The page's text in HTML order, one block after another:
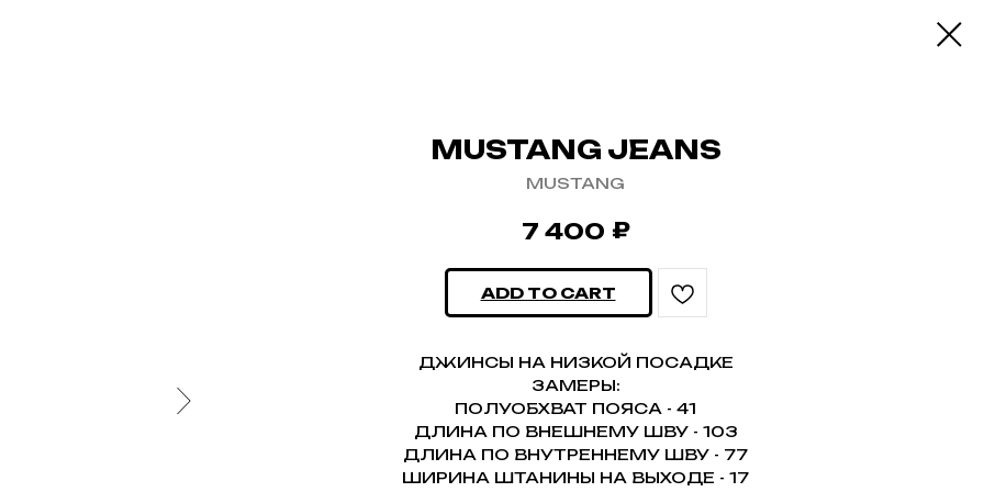
MUSTANG JEANS
MUSTANG
7 400 ₽
ADD TO CART
ДЖИНСЫ НА НИЗКОЙ ПОСАДКЕ
ЗАМЕРЫ:
ПОЛУОБХВАТ ПОЯСА - 41
ДЛИНА ПО ВНЕШНЕМУ ШВУ - 103
ДЛИНА ПО ВНУТРЕННЕМУ ШВУ - 77
ШИРИНА ШТАНИНЫ НА ВЫХОДЕ - 17